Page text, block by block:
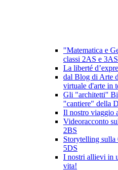
"Matematica e
classi 2AS e
La liberté
dal Blog di Arte
virtuale d'arte in
Gli "architetti"
"cantiere" della
Il nostro viaggio
Videoracconto
2BS
Storytelling sulla
5DS
I nostri allievi in
vita!